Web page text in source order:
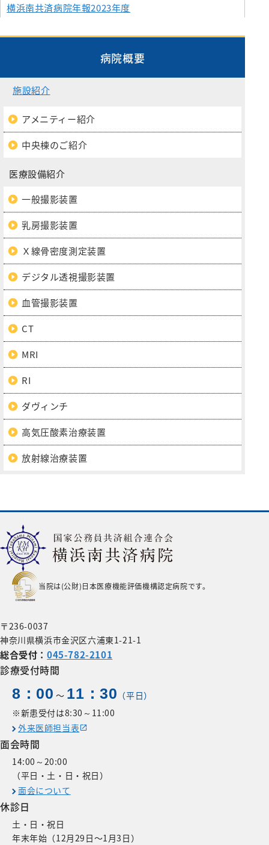
横浜南共済病院年報2023年度
病院概要
施設紹介
アメニティー紹介
中央棟のご紹介
医療設備紹介
一般撮影装置
乳房撮影装置
Ｘ線骨密度測定装置
デジタル透視撮影装置
血管撮影装置
CT
MRI
RI
ダヴィンチ
高気圧酸素治療装置
放射線治療装置
当院は(公財)日本医療機能評価機構認定病院です。
〒236-0037
神奈川県横浜市金沢区六浦東1-21-1
総合受付：045-782-2101
診療受付時間
8：00 〜 11：30 （平日）
※新患受付は8:30～11:00
外来医師担当表
面会時間
14:00～20:00
（平日・土・日・祝日）
面会について
休診日
土・日・祝日
年末年始（12月29日〜1月3日）